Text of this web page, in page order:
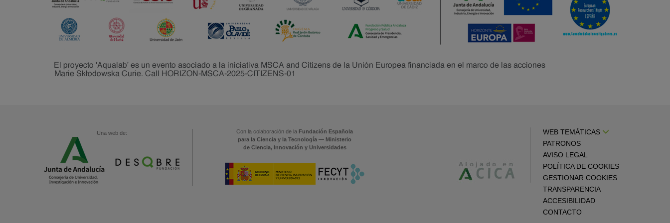
Una web de: Con la colaboración de la Fundación Española
para la Ciencia y la Tecnología — Ministerio
de Ciencia, Innovación y Universidades
WEB TEMÁTICAS
PATRONOS
AVISO LEGAL
POLÍTICA DE COOKIES
GESTIONAR COOKIES
TRANSPARENCIA
ACCESIBILIDAD
CONTACTO